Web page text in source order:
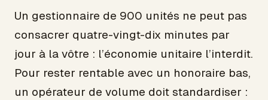
Un gestionnaire de 900 unités ne peut pas
consacrer quatre-vingt-dix minutes par
jour à la vôtre : l’économie unitaire l’interdit.
Pour rester rentable avec un honoraire bas,
un opérateur de volume doit standardiser :